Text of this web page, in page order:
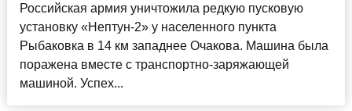
Российская армия уничтожила редкую пусковую
установку «Нептун-2» у населенного пункта
Рыбаковка в 14 км западнее Очакова. Машина была
поражена вместе с транспортно-заряжающей
машиной. Успех...